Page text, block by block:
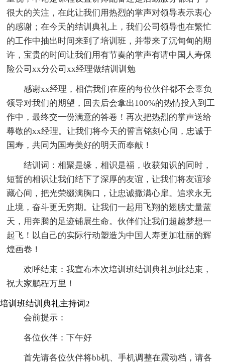
很大的关注，在此让我们用热烈的掌声对领导表示衷心
的感谢；在今天的结训典礼上，我们公司领导也在繁忙
的工作中抽出时间来到了培训班，并带来了沉甸甸的期
许，宝贵的时间让我们用有节奏的掌声有请中国人寿保
险公司xx分公司xx经理做结训训勉
感谢xx经理，相信我们在座的每位伙伴都不会辜负
领导对我们的期望，回去后会拿出100%的热情投入到工
作中，最终交一份满意的答卷！再次把热烈的掌声送给
尊敬的xx经理。让我们将今天的誓言铭刻心间，忠诚于
国寿，共同为国寿美好的明天而奉献！
结训词：相聚是缘，相识是福，收获知识的同时，
短暂的相识让我们结下了深厚的友谊，让我们将友谊珍
藏心间，把光荣缀满胸口，让忠诚撒满心扉。追求永无
止境，奋斗更无穷期。让我们一起用飞翔的翅膀丈量蓝
天，用奔腾的足迹铺展生命。伙伴们让我们超越梦想一
起飞！以自己的实际行动塑造为中国人寿更加壮丽的辉
煌画卷！
欢呼结束：我宣布本次培训班结训典礼到此结束，
祝大家鹏程万里！
培训班结训典礼主持词2
会前提示：
各位伙伴：下午好
首先请各位伙伴将bb机、手机调整在震动档，请各